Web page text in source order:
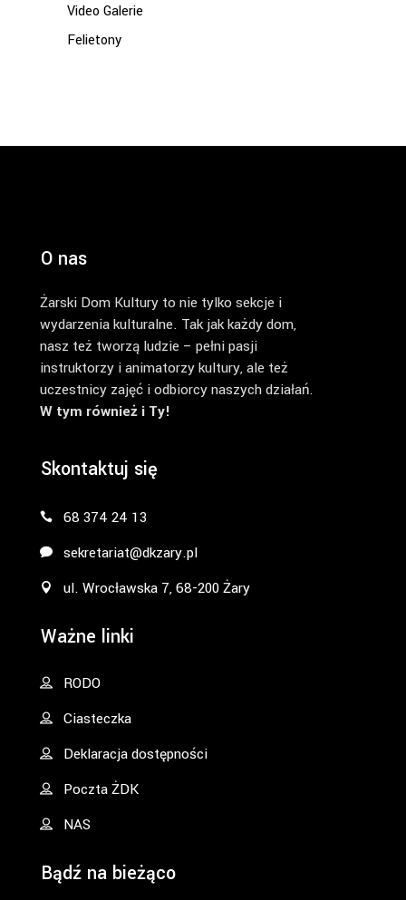
Video Galerie
Felietony
O nas
Żarski Dom Kultury to nie tylko sekcje i
wydarzenia kulturalne. Tak jak każdy dom,
nasz też tworzą ludzie – pełni pasji
instruktorzy i animatorzy kultury, ale też
uczestnicy zajęć i odbiorcy naszych działań.
W tym również i Ty!
Skontaktuj się
68 374 24 13
sekretariat@dkzary.pl
ul. Wrocławska 7, 68-200 Żary
Ważne linki
RODO
Ciasteczka
Deklaracja dostępności
Poczta ŻDK
NAS
Bądź na bieżąco